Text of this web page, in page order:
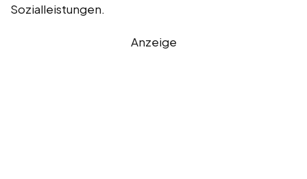
Sozialleistungen.
Anzeige